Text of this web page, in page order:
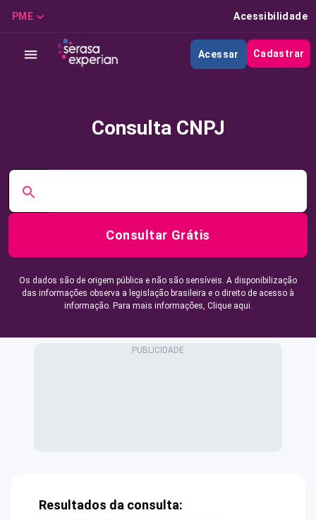
PME Acessibilidade
Acessar Cadastrar
Consulta CNPJ
Consultar Grátis
Os dados são de origem pública e não são sensíveis. A disponibilização
das informações observa a legislação brasileira e o direito de acesso à
informação. Para mais informações, Clique aqui.
Resultados da consulta: